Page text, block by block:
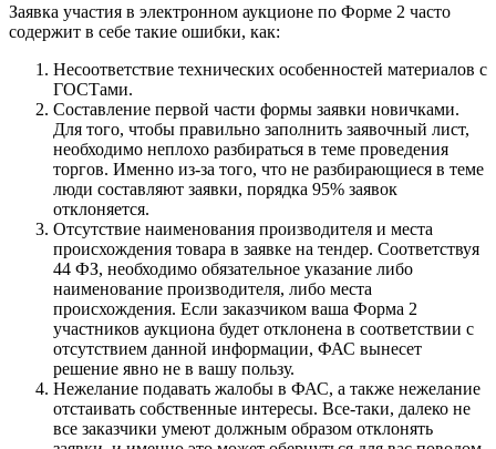
Заявка участия в электронном аукционе по Форме 2 часто
содержит в себе такие ошибки, как:
Несоответствие технических особенностей материалов с
ГОСТами.
Составление первой части формы заявки новичками.
Для того, чтобы правильно заполнить заявочный лист,
необходимо неплохо разбираться в теме проведения
торгов. Именно из-за того, что не разбирающиеся в теме
люди составляют заявки, порядка 95% заявок
отклоняется.
Отсутствие наименования производителя и места
происхождения товара в заявке на тендер. Соответствуя
44 ФЗ, необходимо обязательное указание либо
наименование производителя, либо места
происхождения. Если заказчиком ваша Форма 2
участников аукциона будет отклонена в соответствии с
отсутствием данной информации, ФАС вынесет
решение явно не в вашу пользу.
Нежелание подавать жалобы в ФАС, а также нежелание
отстаивать собственные интересы. Все-таки, далеко не
все заказчики умеют должным образом отклонять